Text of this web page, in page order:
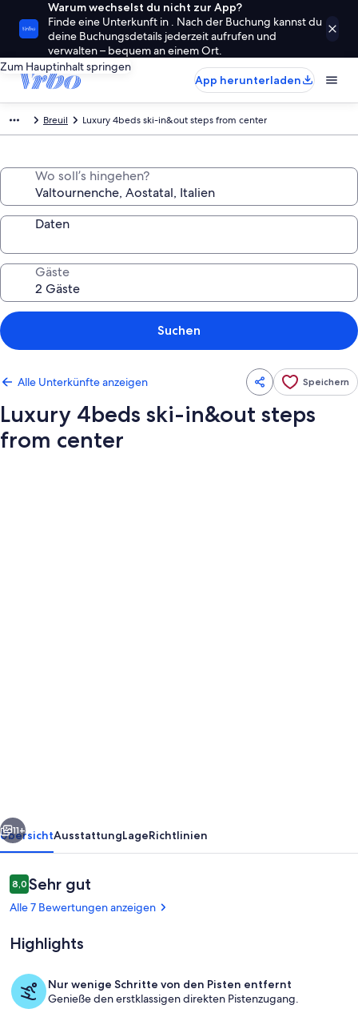
Warum wechselst du nicht zur App?
Finde eine Unterkunft in . Nach der Buchung kannst du
deine Buchungsdetails jederzeit aufrufen und
verwalten – bequem an einem Ort.
Zum Hauptinhalt springen
App herunterladen
Breuil Luxury 4beds ski-in&out steps from center
Wo soll’s hingehen?
Daten
Gäste
Suchen
Alle Unterkünfte anzeigen Speichern
Luxury 4beds ski-in&out steps
from center
center
Wohnbereich
Weiter
11+
ÜbersichtAusstattungLageRichtlinien
Bewertungen
8,08,0 von 10.
Sehr gut
Alle 7 Bewertungen anzeigen
Highlights
Nur wenige Schritte von den Pisten entfernt
Genieße den erstklassigen direkten Pistenzugang.